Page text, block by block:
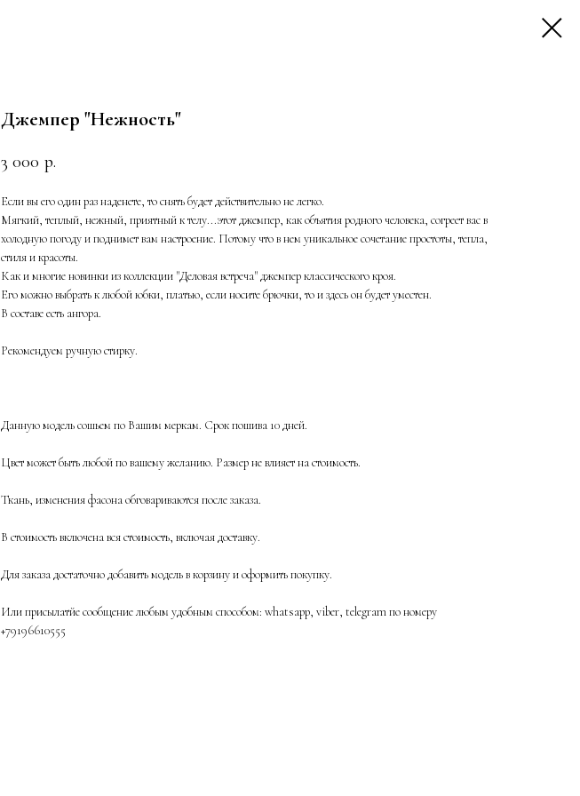
Джемпер "Нежность"
3 000 р.
Если вы его один раз наденете, то снять будет действительно не легко.
Мягкий, теплый, нежный, приятный к телу...этот джемпер, как объятия родного человека, согреет вас в
холодную погоду и поднимет вам настроение. Потому что в нем уникальное сочетание простоты, тепла,
стиля и красоты.
Как и многие новинки из коллекции "Деловая встреча" джемпер классического кроя.
Его можно выбрать к любой юбки, платью, если носите брючки, то и здесь он будет уместен.
В составе есть ангора.
Рекомендуем ручную стирку.
Данную модель сошьем по Вашим меркам. Срок пошива 10 дней.
Цвет может быть любой по вашему желанию. Размер не влияет на стоимость.
Ткань, изменения фасона обговариваются после заказа.
В стоимость включена вся стоимость, включая доставку.
Для заказа достаточно добавить модель в корзину и оформить покупку.
Или присылатйе сообщение любым удобным способом: whatsapp, viber, telegram по номеру
+79196610555